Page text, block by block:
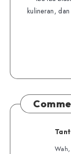
kulineran,